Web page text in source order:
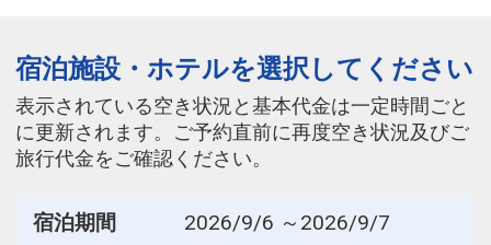
宿泊施設・ホテルを選択してください
表示されている空き状況と基本代金は一定時間ごと
に更新されます。ご予約直前に再度空き状況及びご
旅行代金をご確認ください。
宿泊期間
2026/9/6 ～2026/9/7